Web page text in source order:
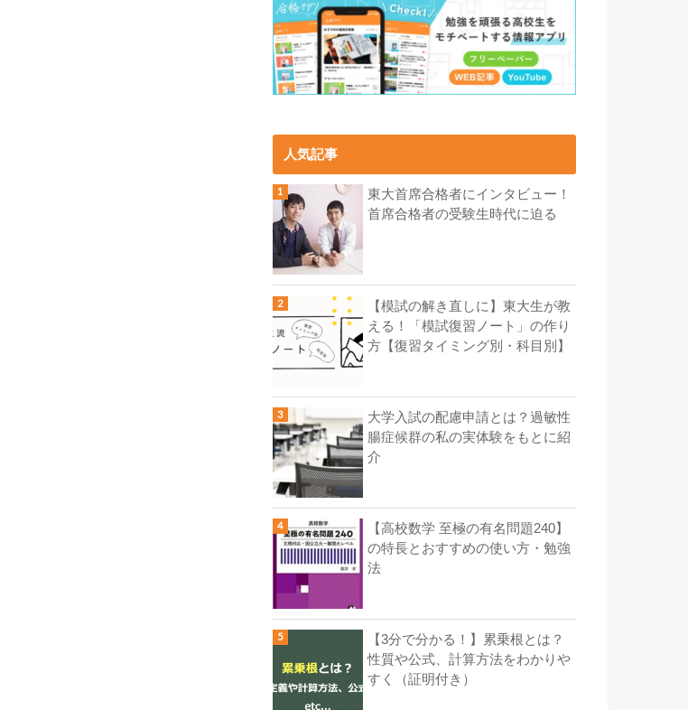
人気記事
東大首席合格者にインタビュー！
首席合格者の受験生時代に迫る
【模試の解き直しに】東大生が教
える！「模試復習ノート」の作り
方【復習タイミング別・科目別】
大学入試の配慮申請とは？過敏性
腸症候群の私の実体験をもとに紹
介
【高校数学 至極の有名問題240】
の特長とおすすめの使い方・勉強
法
【3分で分かる！】累乗根とは？
性質や公式、計算方法をわかりや
すく（証明付き）